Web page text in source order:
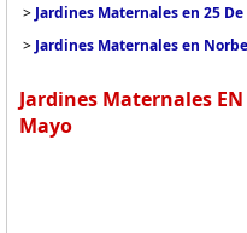
> Jardines Maternales en 25
> Jardines Maternales en
Jardines Maternales
Mayo